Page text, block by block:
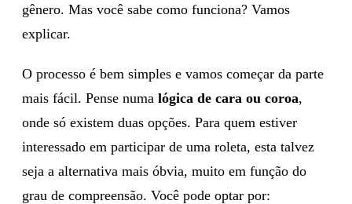
gênero. Mas você sabe como funciona? Vamos
explicar.
O processo é bem simples e vamos começar da parte
mais fácil. Pense numa lógica de cara ou coroa,
onde só existem duas opções. Para quem estiver
interessado em participar de uma roleta, esta talvez
seja a alternativa mais óbvia, muito em função do
grau de compreensão. Você pode optar por: